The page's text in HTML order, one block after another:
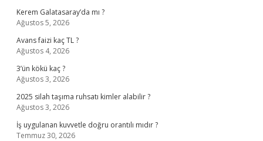
Kerem Galatasaray’da mı ?
Ağustos 5, 2026
Avans faizi kaç TL ?
Ağustos 4, 2026
3’ün kökü kaç ?
Ağustos 3, 2026
2025 silah taşıma ruhsatı kimler alabilir ?
Ağustos 3, 2026
İş uygulanan kuvvetle doğru orantılı mıdır ?
Temmuz 30, 2026